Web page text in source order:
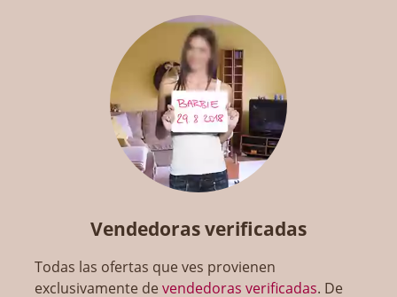
Vendedoras verificadas
Todas las ofertas que ves provienen
exclusivamente devendedoras verificadas. De